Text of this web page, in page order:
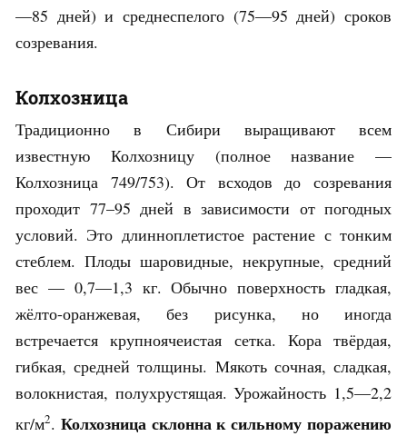
—85 дней) и среднеспелого (75—95 дней) сроков
созревания.
Колхозница
Традиционно в Сибири выращивают всем
известную Колхозницу (полное название —
Колхозница 749/753). От всходов до созревания
проходит 77–95 дней в зависимости от погодных
условий. Это длинноплетистое растение с тонким
стеблем. Плоды шаровидные, некрупные, средний
вес — 0,7—1,3 кг. Обычно поверхность гладкая,
жёлто-оранжевая, без рисунка, но иногда
встречается крупноячеистая сетка. Кора твёрдая,
гибкая, средней толщины. Мякоть сочная, сладкая,
волокнистая, полухрустящая. Урожайность 1,5—2,2
кг/м2. Колхозница склонна к сильному поражению